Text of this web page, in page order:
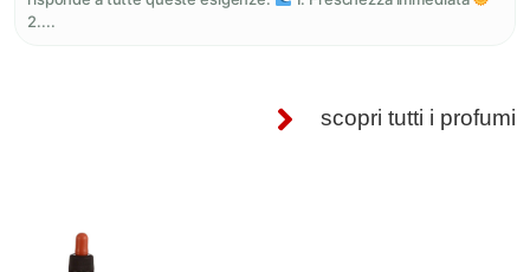
2....
scopri tutti i profumi